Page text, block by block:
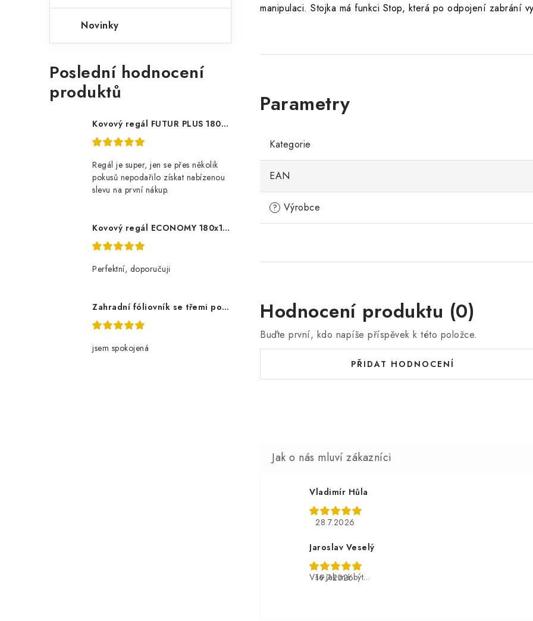
Novinky
Poslední hodnocení
produktů
Kovový regál FUTUR PLUS 180x120x45 5 polic Nosnost 1000 KG - pozinkovaný
Regál je super, jen se přes několik
pokusů nepodařilo získat nabízenou
slevu na první nákup.
Kovový regál ECONOMY 180x120x60 5 polic - pozinkovaný
Perfektní, doporučuji
Zahradní fóliovník se třemi policemi
jsem spokojená
manipulaci. Stojka má funkci Stop, která po odpojení zabrání
Kategorie
EAN
? Výrobce
Hodnocení produktu (0)
Buďte první, kdo napíše příspěvek k této položce.
PŘIDAT HODNOCENÍ
Vladimír Hůla
28.7.2026
Jaroslav Veselý
19.7.2026
Vše jak má být...